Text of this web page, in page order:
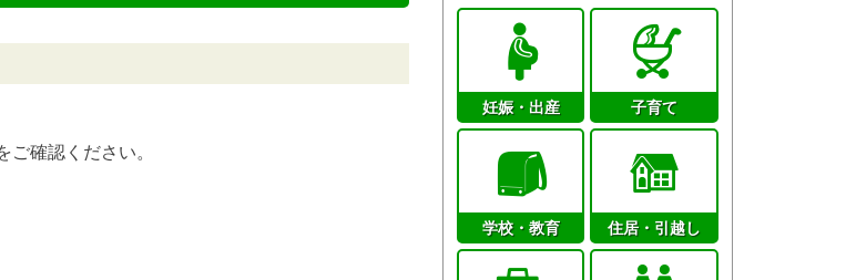
確認ください。
妊娠・出産 子育て
学校・教育 住居・引越し